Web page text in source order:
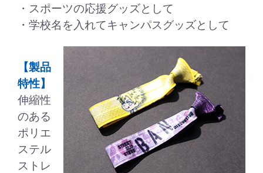
・スポーツの応援グッズとして
・学校名を入れてキャンパスグッズとして
【製品
特性】
伸縮性
のある
ポリエ
ステル
ストレ